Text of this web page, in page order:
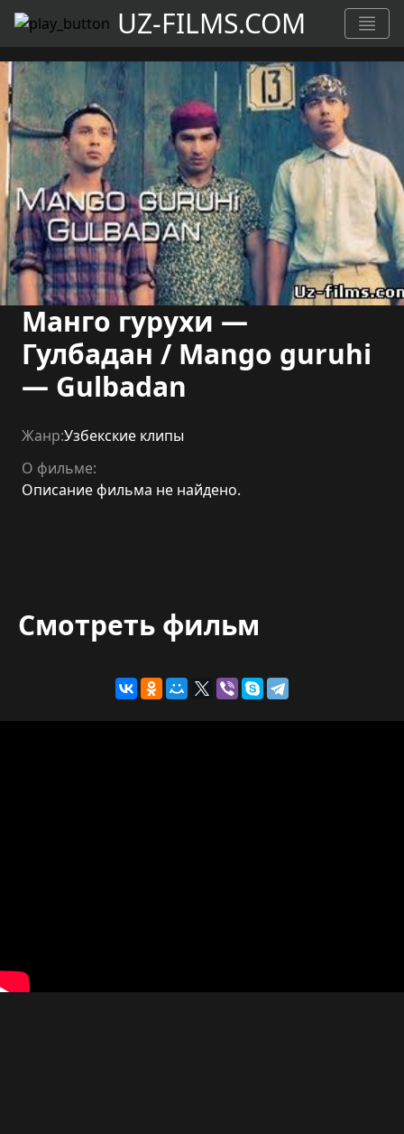
UZ-FILMS.COM
Манго гурухи —
Гулбадан / Mango guruhi
— Gulbadan
Жанр:Узбекские клипы
О фильме:
Описание фильма не найдено.
Смотреть фильм